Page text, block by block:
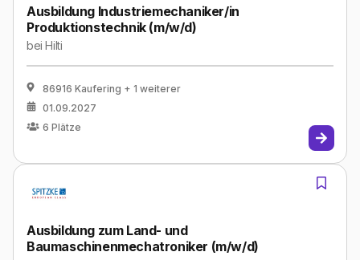
Ausbildung Industriemechaniker/in
Produktionstechnik (m/w/d)
beiHilti
86916 Kaufering + 1 weiterer
01.09.2027
6 Plätze
Ausbildung zum Land- und
Baumaschinenmechatroniker (m/​w/​d)